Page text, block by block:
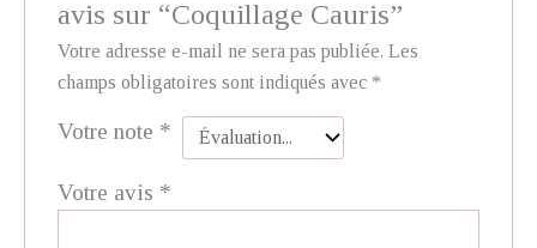
avis sur “Coquillage Cauris”
Votre adresse e-mail ne sera pas publiée. Les
champs obligatoires sont indiqués avec *
Votre note *
Votre avis *